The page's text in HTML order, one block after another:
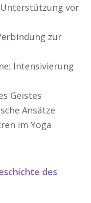
vor
zur
Intensivierung
Geistes
Ansätze
im Yoga
des